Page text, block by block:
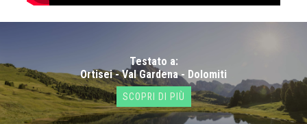
Testato a:
Ortisei - Val Gardena - Dolomiti
SCOPRI DI PIÙ